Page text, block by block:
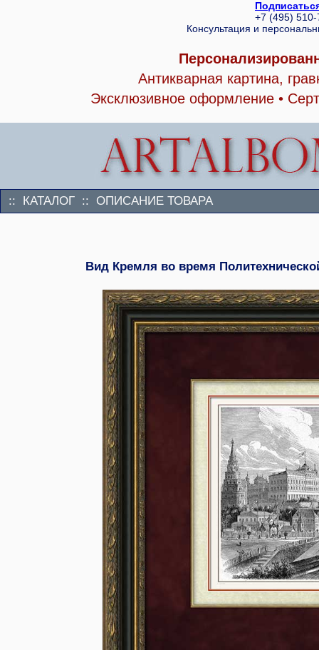
+7 (495)
Консультация и
Антикварная картина,
Эксклюзивное оформление •
:: КАТАЛОГ :: ОПИСАНИЕ ТОВАРА
Вид Кремля во время